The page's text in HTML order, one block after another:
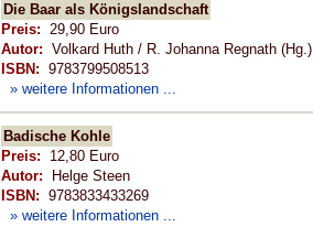
Die Baar als Königslandschaft
Preis: 29,90 Euro
Autor: Volkard Huth / R. Johanna Regnath (Hg.)
ISBN: 9783799508513
» weitere Informationen ...
Badische Kohle
Preis: 12,80 Euro
Autor: Helge Steen
ISBN: 9783833433269
» weitere Informationen ...